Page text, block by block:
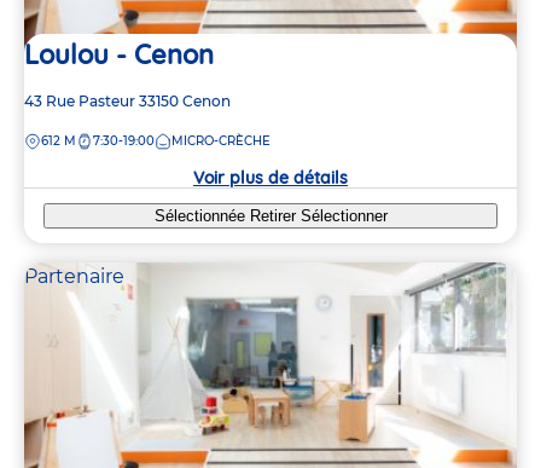
Loulou - Cenon
Adresse
la
43 Rue Pasteur 33150 Cenon
DISTANCE
612 M 7:30-19:00 MICRO-CRÈCHE
Voir plus de détails
Sélectionnée Retirer Sélectionner
Partenaire